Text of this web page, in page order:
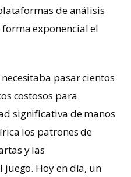
de análisis
exponencial el
pasar cientos
costosos para
significativa de manos
los patrones de
y las
Hoy en día, un